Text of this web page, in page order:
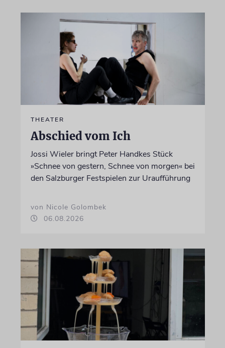
THEATER
Abschied vom Ich
Jossi Wieler bringt Peter Handkes Stück
»Schnee von gestern, Schnee von morgen« bei
den Salzburger Festspielen zur Uraufführung
von Nicole Golombek
06.08.2026